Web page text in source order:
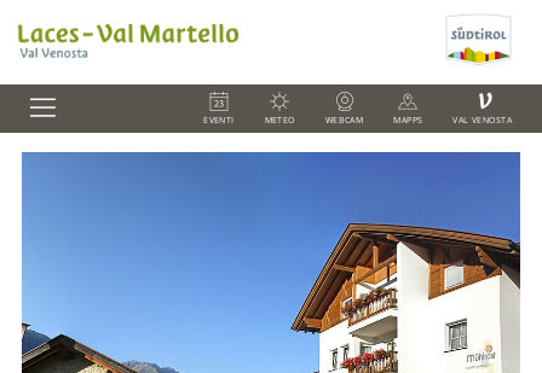
EVENTI METEO WEBCAM MAPPS
V
VAL VENOSTA